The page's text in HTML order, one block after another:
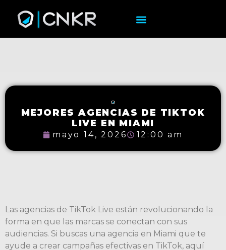
MEJORES AGENCIAS DE TIKTOK
LIVE EN MIAMI
mayo 14, 2026 12:00 am
Las agencias de TikTok Live están revolucionando la
forma en que las marcas se conectan con sus
audiencias. Si buscas una agencia en Miami que te
ayude a crear campañas efectivas en TikTok, aquí